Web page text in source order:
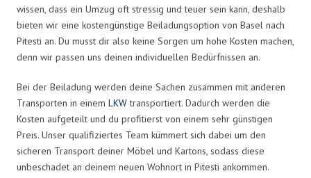
wissen, dass ein Umzug oft stressig und teuer sein kann, deshalb
bieten wir eine kostengünstige Beiladungsoption von Basel nach
Pitesti an. Du musst dir also keine Sorgen um hohe Kosten machen,
denn wir passen uns deinen individuellen Bedürfnissen an.
Bei der Beiladung werden deine Sachen zusammen mit anderen
Transporten in einem LKWtransportiert. Dadurch werden die
Kosten aufgeteilt und du profitierst von einem sehr günstigen
Preis. Unser qualifiziertes Team kümmert sich dabei um den
sicheren Transport deiner Möbel und Kartons, sodass diese
unbeschadet an deinem neuen Wohnort in Pitesti ankommen.